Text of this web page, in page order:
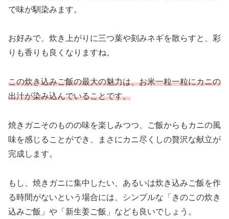
で味が馴染みます。
お好みで、炊き上がりに三つ葉や刻みネギを散らすと、彩
りも香りも良くなりますね。
この炊き込みご飯の最大の魅力は、お米一粒一粒にカニの
出汁が染み込んでいることです。
焼きガニそのものの味を楽しみつつ、ご飯からもカニの風
味を感じることができ、まさにカニ尽くしの贅沢な献立が
完成します。
もし、焼きガニに集中したい、あるいは炊き込みご飯を作
る時間がないという場合には、シンプルな「きのこの炊き
込みご飯」や「新生姜ご飯」なども良いでしょう。